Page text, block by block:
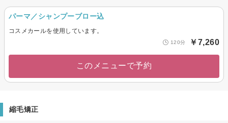
パーマ／シャンプーブロー込
コスメカールを使用しています。
120分 ￥7,260
このメニューで予約
縮毛矯正